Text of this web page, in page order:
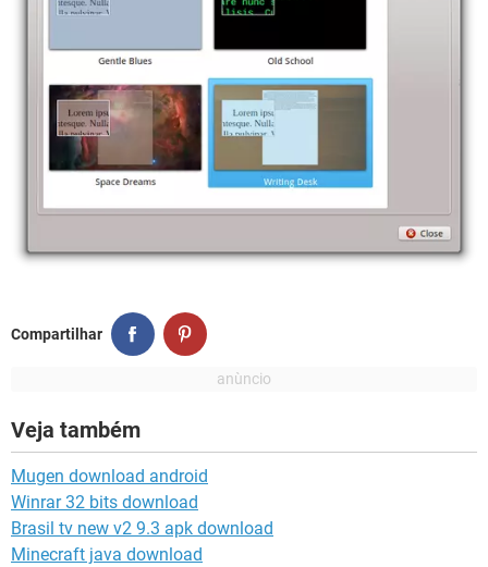
Compartilhar
Veja também
Mugen download android
Winrar 32 bits download
Brasil tv new v2 9.3 apk download
Minecraft java download